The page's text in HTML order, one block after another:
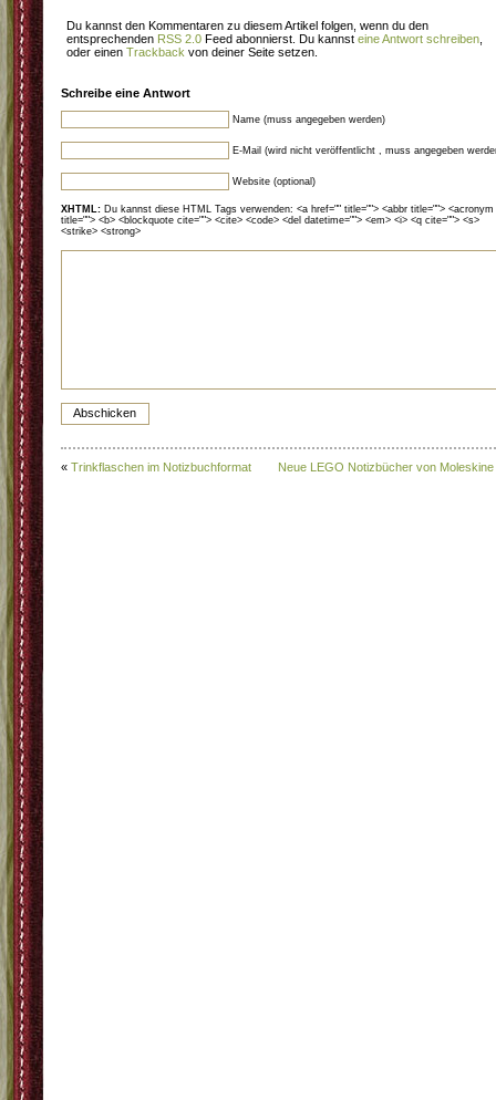
Du kannst den Kommentaren zu diesem Artikel folgen, wenn du den
entsprechenden RSS 2.0 Feed abonnierst. Du kannst eine Antwort schreiben
oder einen Trackback von deiner Seite setzen.
Schreibe eine Antwort
Name (muss angegeben werden)
E-Mail (wird nicht veröffentlicht , muss angegeben
Website (optional)
XHTML: Du kannst diese HTML Tags verwenden: <a href="" title=""> <abbr title=""> <acronym
title=""> <b> <blockquote cite=""> <cite> <code> <del datetime=""> <em> <i> <q cite=""> <s>
<strike> <strong>
« Trinkflaschen im Notizbuchformat Neue LEGO Notizbücher von Moleskine